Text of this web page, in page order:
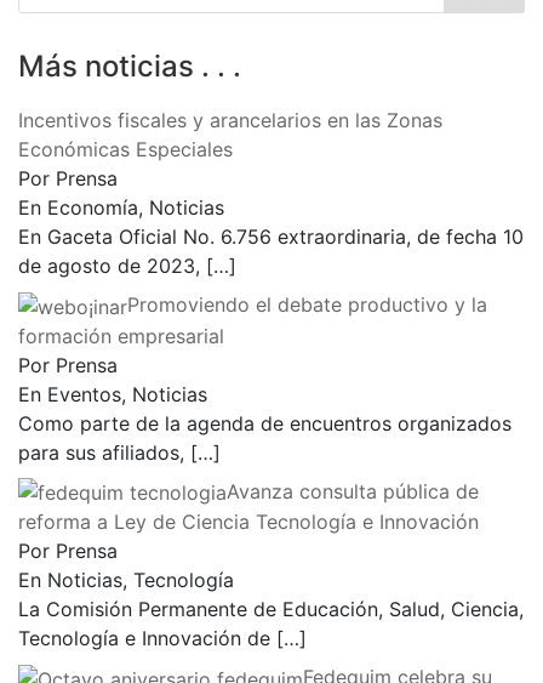
Más noticias . . .
Incentivos fiscales y arancelarios en las Zonas
Económicas Especiales
Por Prensa
En Economía, Noticias
En Gaceta Oficial No. 6.756 extraordinaria, de fecha 10
de agosto de 2023, […]
Promoviendo el debate productivo y la
formación empresarial
Por Prensa
En Eventos, Noticias
Como parte de la agenda de encuentros organizados
para sus afiliados, […]
Avanza consulta pública de
reforma a Ley de Ciencia Tecnología e Innovación
Por Prensa
En Noticias, Tecnología
La Comisión Permanente de Educación, Salud, Ciencia,
Tecnología e Innovación de […]
Fedequim celebra su